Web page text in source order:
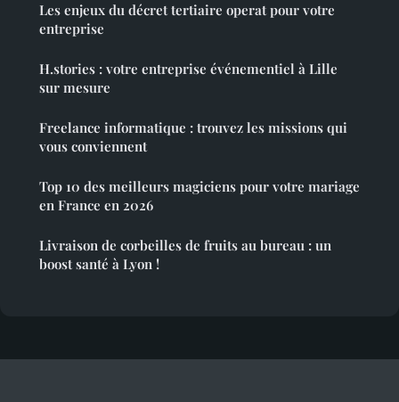
Les enjeux du décret tertiaire operat pour votre
entreprise
H.stories : votre entreprise événementiel à Lille
sur mesure
Freelance informatique : trouvez les missions qui
vous conviennent
Top 10 des meilleurs magiciens pour votre mariage
en France en 2026
Livraison de corbeilles de fruits au bureau : un
boost santé à Lyon !